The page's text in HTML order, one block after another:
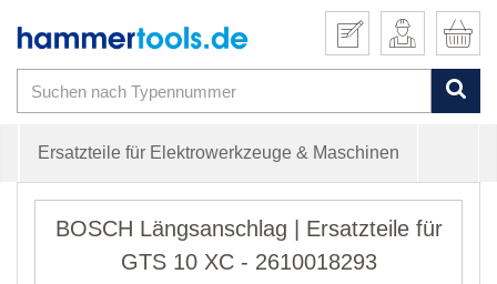
Ersatzteile für Elektrowerkzeuge & Maschinen
BOSCH Längsanschlag | Ersatzteile für
GTS 10 XC - 2610018293